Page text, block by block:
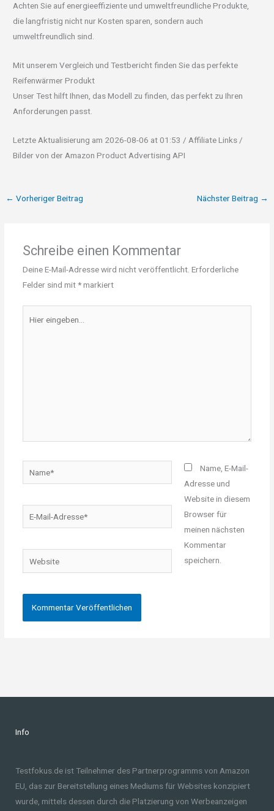
Achten Sie auf energieeffiziente und umweltfreundliche Produkte,
die langfristig nicht nur Kosten sparen, sondern auch
umweltfreundlich sind.
Mit unserem Vergleich und Testbericht finden Sie das perfekte
Reifenwärmer Produkt
Unser Test hilft Ihnen, das Modell zu finden, das perfekt zu Ihren
Anforderungen passt.
Letzte Aktualisierung am 2026-08-06 at 01:53 / Affiliate Links /
Bilder von der Amazon Product Advertising API
← Vorheriger Beitrag Nächster Beitrag →
Schreibe einen Kommentar
Deine E-Mail-Adresse wird nicht veröffentlicht. Erforderliche
Felder sind mit*markiert
eingeben…
Mail-
Website
Name, E-Mail-
Adresse und
Website in diesem
Browser für
meinen nächsten
Kommentar
speichern.
Info
Testfokus.de ist Teilnehmer des Partnerprogramms von Amazon
EU, das zur Bereitstellung eines Mediums für Websites konzipiert
wurde, mittels dessen durch die Platzierung von Werbeanzeigen